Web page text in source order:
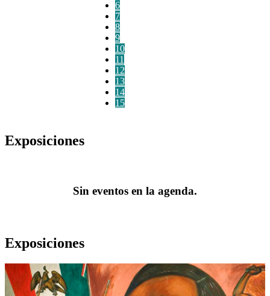
6
7
8
9
10
11
12
13
14
15
Exposiciones
Sin eventos en la agenda.
Exposiciones